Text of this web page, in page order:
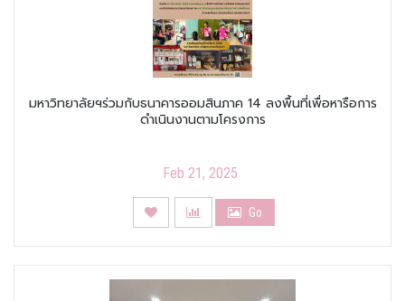
มหาวิทยาลัยฯร่วมกับธนาคารออมสินภาค 14 ลงพื้นที่เพื่อหารือการ
ดำเนินงานตามโครงการ
Feb 21, 2025
Go